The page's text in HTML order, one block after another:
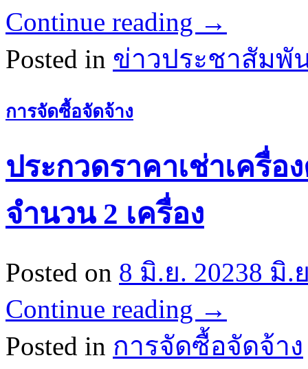
Continue reading →
Posted in ข่าวประชาสัมพั
การจัดซื้อจัดจ้าง
ประกวดราคาเช่าเครื่อ
จำนวน 2 เครื่อง
Posted on 8 มิ.ย. 20238 มิ.
Continue reading →
Posted in การจัดซื้อจัดจ้าง